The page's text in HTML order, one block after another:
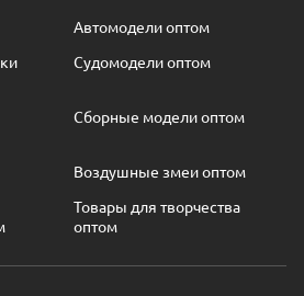
Автомодели оптом
Судомодели оптом
Сборные модели оптом
Воздушные змеи оптом
Товары для творчества
оптом